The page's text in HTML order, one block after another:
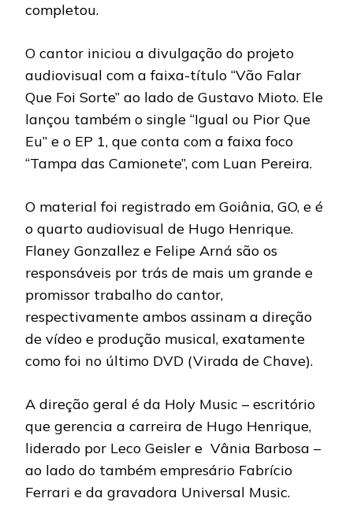
completou.
O cantor iniciou a divulgação do projeto
audiovisual com a faixa-título “Vão Falar
Que Foi Sorte” ao lado de Gustavo Mioto. Ele
lançou também o single “Igual ou Pior Que
Eu” e o EP 1, que conta com a faixa foco
“Tampa das Camionete”, com Luan Pereira.
O material foi registrado em Goiânia, GO, e é
o quarto audiovisual de Hugo Henrique.
Flaney Gonzallez e Felipe Arná são os
responsáveis por trás de mais um grande e
promissor trabalho do cantor,
respectivamente ambos assinam a direção
de vídeo e produção musical, exatamente
como foi no último DVD (Virada de Chave).
A direção geral é da Holy Music – escritório
que gerencia a carreira de Hugo Henrique,
liderado por Leco Geisler e Vânia Barbosa –
ao lado do também empresário Fabrício
Ferrari e da gravadora Universal Music.